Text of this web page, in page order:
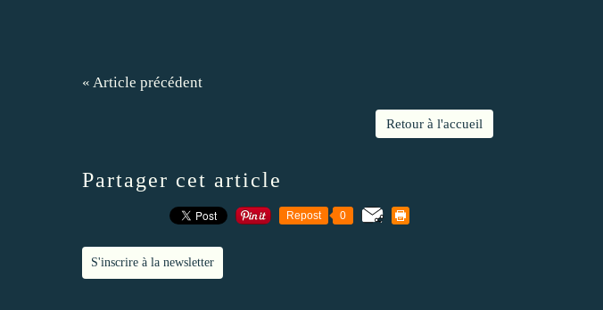
« Article précédent
Retour à l'accueil
Partager cet article
Repost 0
S'inscrire à la newsletter